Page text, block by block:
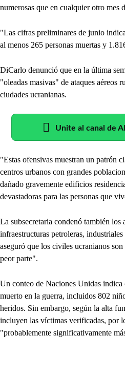
numerosas que en cualquier otro
"Las cifras preliminares de junio
al menos 265 personas muertas y
DiCarlo denunció que en la última
"oleadas masivas" de ataques aéreos
ciudades ucranianas.
Unite al canal de
"Estas ofensivas muestran un patrón
centros urbanos con grandes
dañado gravemente edificios
devastadoras para las personas que
La subsecretaria condenó también los
infraestructuras petroleras,
aseguró que los civiles ucranianos
peor parte".
Un conteo de Naciones Unidas
muerto en la guerra, incluidos 802
heridos. Sin embargo, según la alta
incluyen las víctimas verificadas, por
"probablemente significativamente